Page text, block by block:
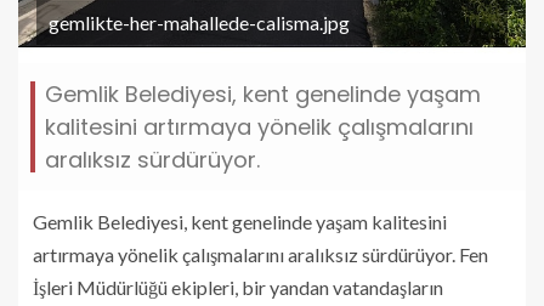
gemlikte-her-mahallede-calisma.jpg
Gemlik Belediyesi, kent genelinde yaşam
kalitesini artırmaya yönelik çalışmalarını
aralıksız sürdürüyor.
Gemlik Belediyesi, kent genelinde yaşam kalitesini
artırmaya yönelik çalışmalarını aralıksız sürdürüyor. Fen
İşleri Müdürlüğü ekipleri, bir yandan vatandaşların